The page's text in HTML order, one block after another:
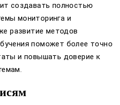
создавать полностью
мониторинга и
развитие методов
поможет более точно
и повышать доверие к